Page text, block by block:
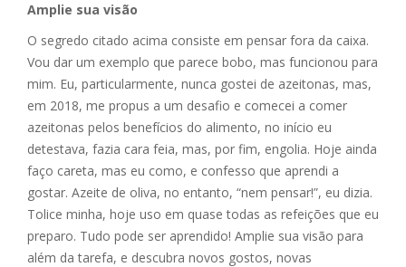
Amplie sua visão
O segredo citado acima consiste em pensar fora da caixa.
Vou dar um exemplo que parece bobo, mas funcionou para
mim. Eu, particularmente, nunca gostei de azeitonas, mas,
em 2018, me propus a um desafio e comecei a comer
azeitonas pelos benefícios do alimento, no início eu
detestava, fazia cara feia, mas, por fim, engolia. Hoje ainda
faço careta, mas eu como, e confesso que aprendi a
gostar. Azeite de oliva, no entanto, “nem pensar!”, eu dizia.
Tolice minha, hoje uso em quase todas as refeições que eu
preparo. Tudo pode ser aprendido! Amplie sua visão para
além da tarefa, e descubra novos gostos, novas